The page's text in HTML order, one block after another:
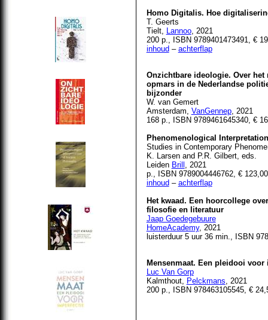
Homo Digitalis. Hoe
T. Geerts
Tielt, Lannoo, 2021
200 p., ISBN 9789401473491, €
inhoud – achterflap
Onzichtbare ideologie. Over
opmars in de Nederlandse
bijzonder
W. van Gemert
Amsterdam, VanGennep, 2021
168 p., ISBN 9789461645340, €
Phenomenological
Studies in Contemporary
K. Larsen and P.R. Gilbert, eds.
Leiden Brill , 2021
p., ISBN 9789004446762, € 123,00
inhoud – achterflap
Het kwaad. Een hoorcollege
filosofie en literatuur
Jaap Goedegebuure
HomeAcademy, 2021
luisterduur 5 uur 36 min., ISBN
Mensenmaat. Een pleidooi voor
Luc Van Gorp
Kalmthout, Pelckmans, 2021
200 p., ISBN 978463105545, €